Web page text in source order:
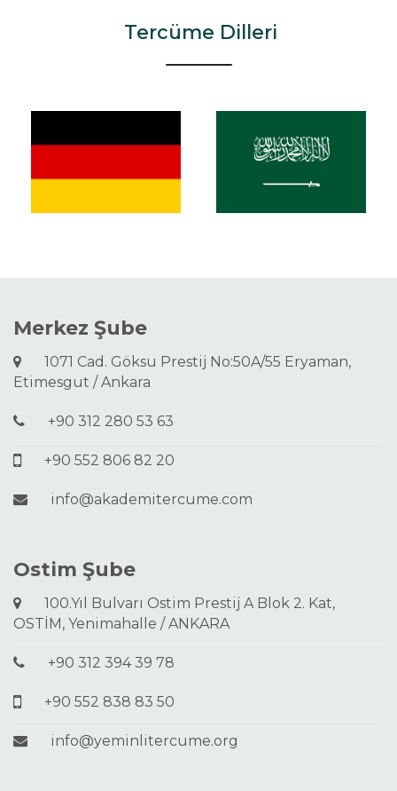
Tercüme Dilleri
Merkez Şube
1071 Cad. Göksu Prestij No:50A/55 Eryaman,
Etimesgut / Ankara
+90 312 280 53 63
+90 552 806 82 20
info@akademitercume.com
Ostim Şube
100.Yıl Bulvarı Ostim Prestij A Blok 2. Kat,
OSTİM, Yenimahalle / ANKARA
+90 312 394 39 78
+90 552 838 83 50
info@yeminlitercume.org